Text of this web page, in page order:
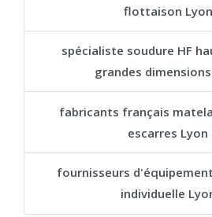
flottaison
spécialiste soudure HF
grandes
fabricants français
escarres Lyon
fournisseurs
individuelle